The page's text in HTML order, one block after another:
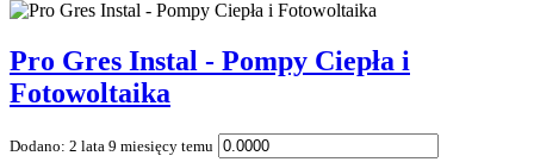
Pro Gres Instal - Pompy Ciepła i
Fotowoltaika
Dodano: 2 lata 9 miesięcy temu